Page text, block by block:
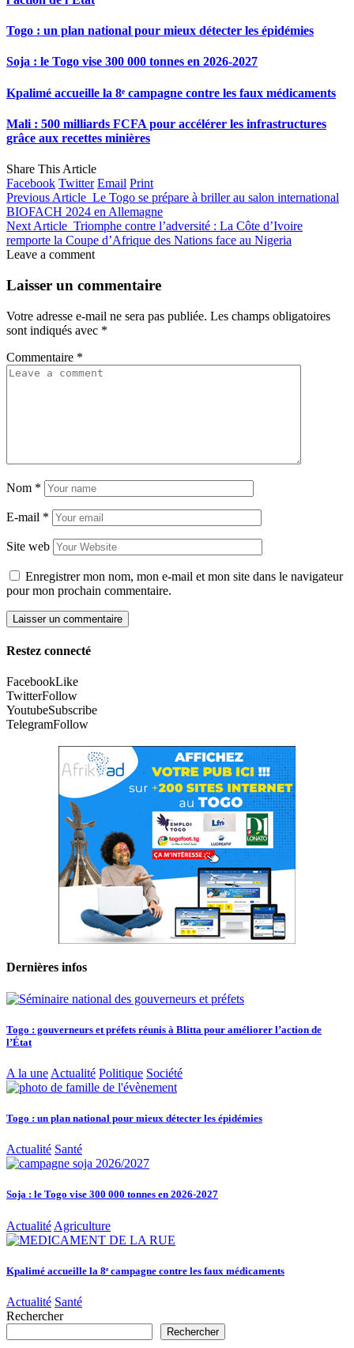
Togo : un plan national pour mieux détecter les épidémies
Soja : le Togo vise 300 000 tonnes en 2026-2027
Kpalimé accueille la 8ᵉ campagne contre les faux médicaments
Mali : 500 milliards FCFA pour accélérer les infrastructures
grâce aux recettes minières
Share This Article
Facebook Twitter Email Print
Previous Article Le Togo se prépare à briller au salon international
BIOFACH 2024 en Allemagne
Next Article Triomphe contre l’adversité : La Côte d’Ivoire
remporte la Coupe d’Afrique des Nations face au Nigeria
Leave a comment
Laisser un commentaire
Votre adresse e-mail ne sera pas publiée. Les champs obligatoires
sont indiqués avec *
Commentaire *
Nom *
E-mail *
Site web
Enregistrer mon nom, mon e-mail et mon site dans le navigateur
pour mon prochain commentaire.
Restez connecté
FacebookLike
TwitterFollow
YoutubeSubscribe
TelegramFollow
Dernières infos
Togo : gouverneurs et préfets réunis à Blitta pour améliorer l’action de
l’État
A la une Actualité Politique Société
Togo : un plan national pour mieux détecter les épidémies
Actualité Santé
Soja : le Togo vise 300 000 tonnes en 2026-2027
Actualité Agriculture
Kpalimé accueille la 8ᵉ campagne contre les faux médicaments
Actualité Santé
Rechercher
Rechercher